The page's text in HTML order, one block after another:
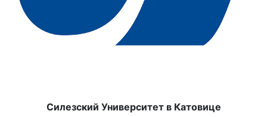
Силезский Университет в Катовице